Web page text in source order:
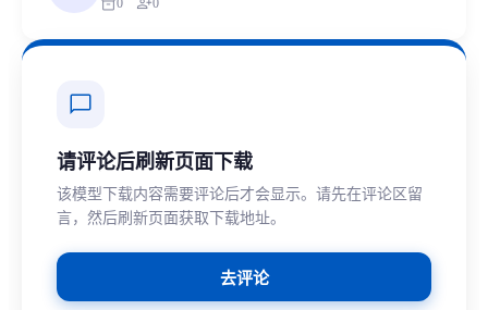
chat_bubble
请评论后刷新页面下载
该模型下载内容需要评论后才会显示。请先在评论区留
言，然后刷新页面获取下载地址。
去评论